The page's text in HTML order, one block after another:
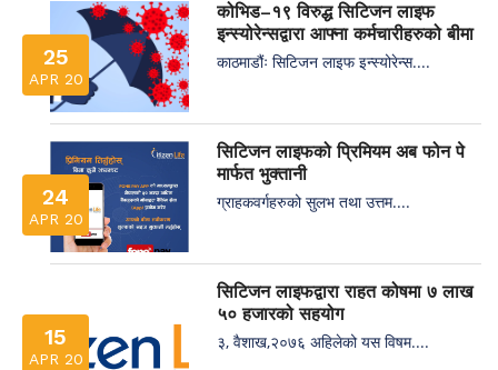
25
APR 20
कोभिड–१९ विरुद्ध सिटिजन लाइफ
इन्स्योरेन्सद्वारा आफ्ना कर्मचारीहरुको बीमा
काठमाडौंः सिटिजन लाइफ इन्स्योरेन्स....
24
APR 20
सिटिजन लाइफको प्रिमियम अब फोन पे
मार्फत भुक्तानी
ग्राहकवर्गहरुको सुलभ तथा उत्तम....
15
APR 20
सिटिजन लाइफद्वारा राहत कोषमा ७ लाख
५० हजारको सहयोग
३, वैशाख,२०७६ अहिलेको यस विषम....